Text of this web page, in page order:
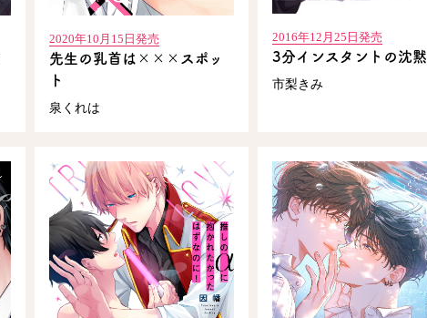
2020年10月15日発売
先生の乳首は×××スポッ
ト
泉くれは
2016年12月25日発売
3分インスタントの沈黙
市梨きみ